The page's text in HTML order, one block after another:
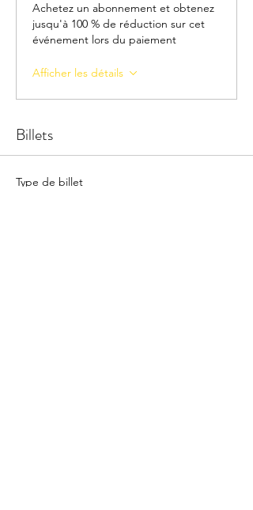
Achetez un abonnement et obtenez
jusqu'à 100 % de réduction sur cet
événement lors du paiement
Afficher les détails
Billets
Type de billet